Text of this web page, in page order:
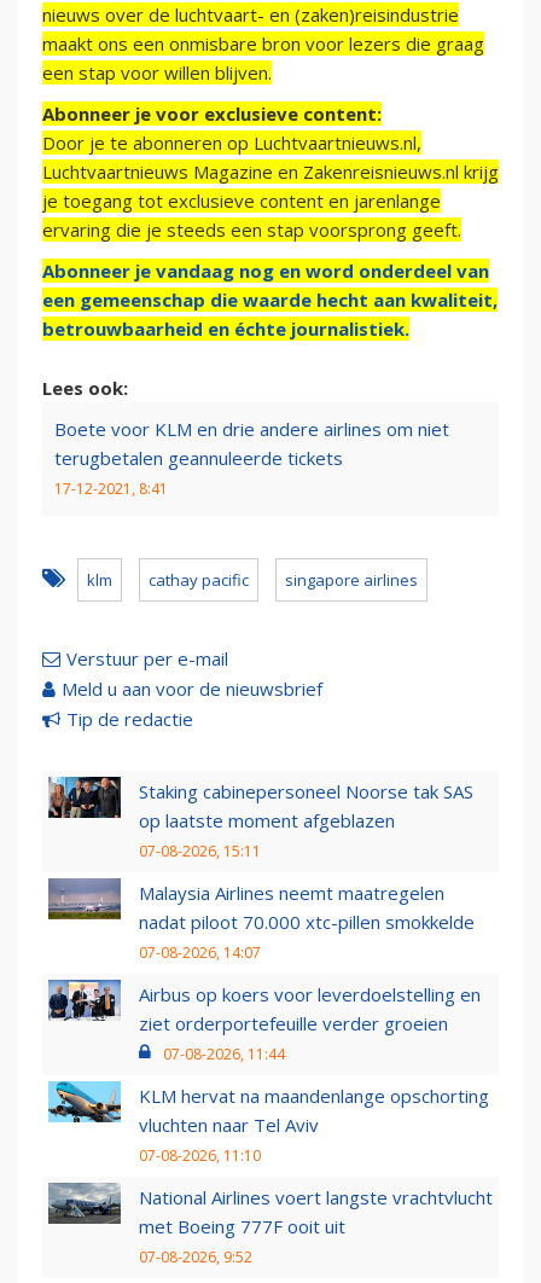
nieuws over de luchtvaart- en (zaken)reisindustrie
maakt ons een onmisbare bron voor lezers die graag
een stap voor willen blijven.
Abonneer je voor exclusieve content:
Door je te abonneren op Luchtvaartnieuws.nl,
Luchtvaartnieuws Magazine en Zakenreisnieuws.nl krijg
je toegang tot exclusieve content en jarenlange
ervaring die je steeds een stap voorsprong geeft.
Abonneer je vandaag nog en word onderdeel van
een gemeenschap die waarde hecht aan kwaliteit,
betrouwbaarheid en échte journalistiek.
Lees ook:
Boete voor KLM en drie andere airlines om niet
terugbetalen geannuleerde tickets
17-12-2021, 8:41
klm cathay pacific singapore airlines
Verstuur per e-mail
Meld u aan voor de nieuwsbrief
Tip de redactie
Staking cabinepersoneel Noorse tak SAS
op laatste moment afgeblazen
07-08-2026, 15:11
Malaysia Airlines neemt maatregelen
nadat piloot 70.000 xtc-pillen smokkelde
07-08-2026, 14:07
Airbus op koers voor leverdoelstelling en
ziet orderportefeuille verder groeien
07-08-2026, 11:44
KLM hervat na maandenlange opschorting
vluchten naar Tel Aviv
07-08-2026, 11:10
National Airlines voert langste vrachtvlucht
met Boeing 777F ooit uit
07-08-2026, 9:52